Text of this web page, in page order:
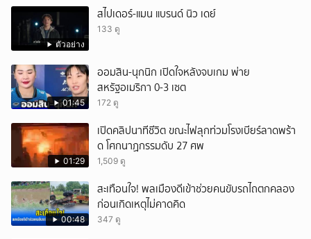
ตัวอย่าง
สไปเดอร์-แมน แบรนด์ นิว เดย์
133 ดู
01:45
ออมสิน-นุกนิก เปิดใจหลังจบเกม พ่าย
สหรัฐอเมริกา 0-3 เซต
172 ดู
01:29
เปิดคลิปนาทีชีวิต ขณะไฟลุกท่วมโรงเบียร์ลาดพร้า
ด โศกนาฏกรรมดับ 27 ศพ
1,509 ดู
00:48
สะเทือนใจ! พลเมืองดีเข้าช่วยคนขับรถไถตกคลอง
ก่อนเกิดเหตุไม่คาดคิด
347 ดู